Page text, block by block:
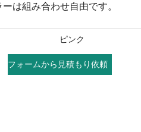
は組み合わせ自由です。
ピンク
フォームから見積もり依頼